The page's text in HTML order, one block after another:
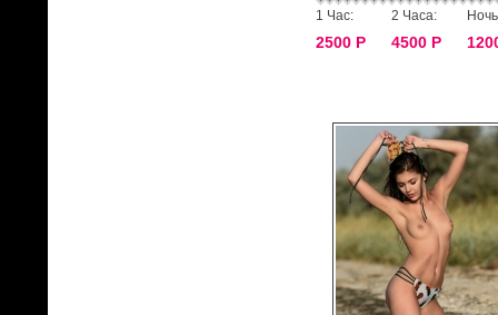
1 Час:
2500 Р
2 Часа:
4500 Р